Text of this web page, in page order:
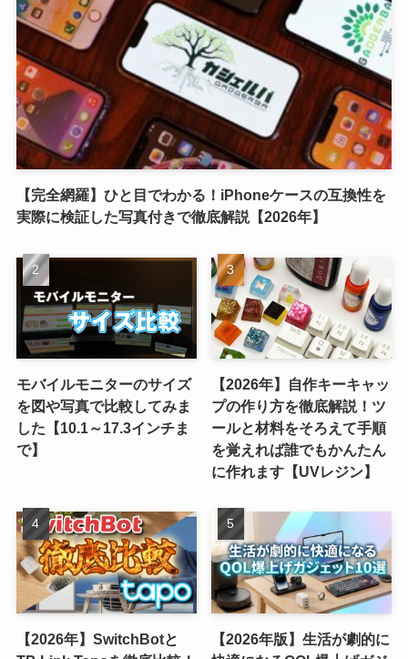
【完全網羅】ひと目でわかる！iPhoneケースの互換性を
実際に検証した写真付きで徹底解説【2026年】
モバイルモニターのサイズ
を図や写真で比較してみま
した【10.1～17.3インチま
で】
【2026年】自作キーキャッ
プの作り方を徹底解説！ツ
ールと材料をそろえて手順
を覚えれば誰でもかんたん
に作れます【UVレジン】
【2026年】SwitchBotと
【2026年版】生活が劇的に